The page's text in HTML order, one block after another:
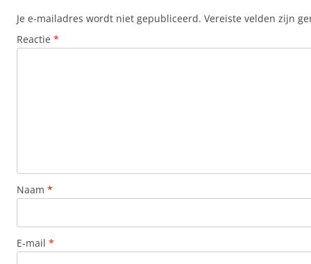
Je e-mailadres wordt niet gepubliceerd. Vereiste velden zijn
Reactie *
Naam *
E-mail *